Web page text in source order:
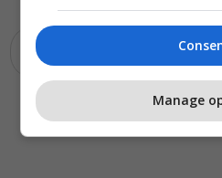
Fask George Robertson
Manage